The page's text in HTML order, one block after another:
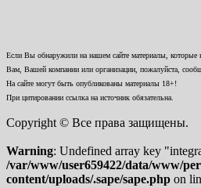
Если Вы обнаружили на нашем сайте материалы, которые
Вам, Вашей компании или организации, пожалуйста,
На сайте могут быть опубликованы материалы 18+!
При цитировании ссылка на источник обязательна.
Copyright © Все права защищены.
Warning: Undefined array key
/var/www/user659422/data/www/
content/uploads/.sape/sape.php on